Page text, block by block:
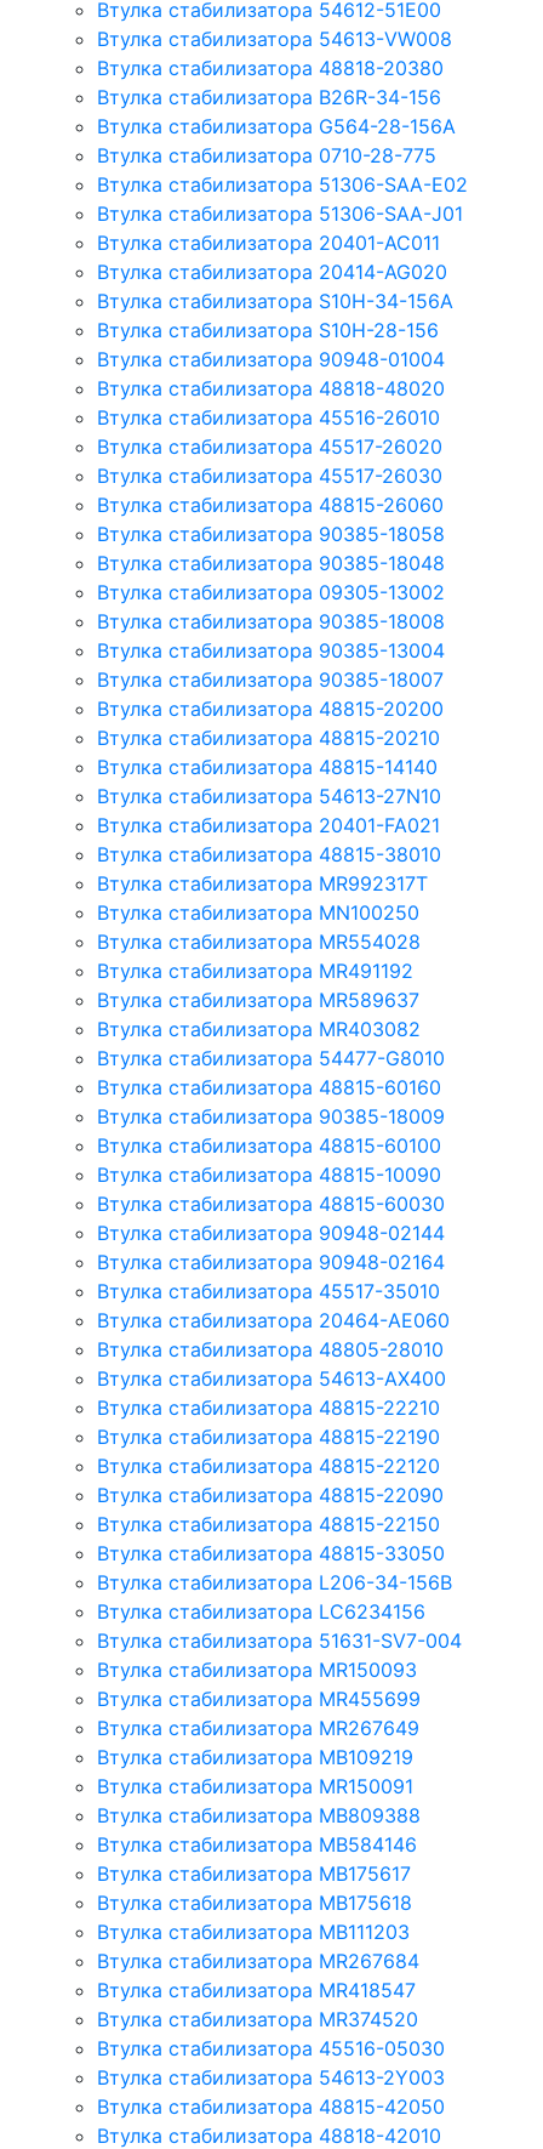
Втулка стабилизатора 54612-51E00
Втулка стабилизатора 54613-VW008
Втулка стабилизатора 48818-20380
Втулка стабилизатора B26R-34-156
Втулка стабилизатора G564-28-156A
Втулка стабилизатора 0710-28-775
Втулка стабилизатора 51306-SAA-E02
Втулка стабилизатора 51306-SAA-J01
Втулка стабилизатора 20401-AC011
Втулка стабилизатора 20414-AG020
Втулка стабилизатора S10H-34-156A
Втулка стабилизатора S10H-28-156
Втулка стабилизатора 90948-01004
Втулка стабилизатора 48818-48020
Втулка стабилизатора 45516-26010
Втулка стабилизатора 45517-26020
Втулка стабилизатора 45517-26030
Втулка стабилизатора 48815-26060
Втулка стабилизатора 90385-18058
Втулка стабилизатора 90385-18048
Втулка стабилизатора 09305-13002
Втулка стабилизатора 90385-18008
Втулка стабилизатора 90385-13004
Втулка стабилизатора 90385-18007
Втулка стабилизатора 48815-20200
Втулка стабилизатора 48815-20210
Втулка стабилизатора 48815-14140
Втулка стабилизатора 54613-27N10
Втулка стабилизатора 20401-FA021
Втулка стабилизатора 48815-38010
Втулка стабилизатора MR992317T
Втулка стабилизатора MN100250
Втулка стабилизатора MR554028
Втулка стабилизатора MR491192
Втулка стабилизатора MR589637
Втулка стабилизатора MR403082
Втулка стабилизатора 54477-G8010
Втулка стабилизатора 48815-60160
Втулка стабилизатора 90385-18009
Втулка стабилизатора 48815-60100
Втулка стабилизатора 48815-10090
Втулка стабилизатора 48815-60030
Втулка стабилизатора 90948-02144
Втулка стабилизатора 90948-02164
Втулка стабилизатора 45517-35010
Втулка стабилизатора 20464-AE060
Втулка стабилизатора 48805-28010
Втулка стабилизатора 54613-AX400
Втулка стабилизатора 48815-22210
Втулка стабилизатора 48815-22190
Втулка стабилизатора 48815-22120
Втулка стабилизатора 48815-22090
Втулка стабилизатора 48815-22150
Втулка стабилизатора 48815-33050
Втулка стабилизатора L206-34-156B
Втулка стабилизатора LC6234156
Втулка стабилизатора 51631-SV7-004
Втулка стабилизатора MR150093
Втулка стабилизатора MR455699
Втулка стабилизатора MR267649
Втулка стабилизатора MB109219
Втулка стабилизатора MR150091
Втулка стабилизатора MB809388
Втулка стабилизатора MB584146
Втулка стабилизатора MB175617
Втулка стабилизатора MB175618
Втулка стабилизатора MB111203
Втулка стабилизатора MR267684
Втулка стабилизатора MR418547
Втулка стабилизатора MR374520
Втулка стабилизатора 45516-05030
Втулка стабилизатора 54613-2Y003
Втулка стабилизатора 48815-42050
Втулка стабилизатора 48818-42010